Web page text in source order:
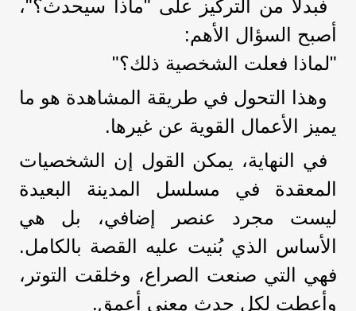
فبدلًا من التركيز على "ماذا سيحدث؟"،
أصبح السؤال الأهم:
"لماذا فعلت الشخصية ذلك؟"
وهذا التحول في طريقة المشاهدة هو ما
يميز الأعمال القوية عن غيرها.
في النهاية، يمكن القول إن الشخصيات
المعقدة في مسلسل المدينة البعيدة
ليست مجرد عنصر إضافي، بل هي
الأساس الذي بُنيت عليه القصة بالكامل.
فهي التي صنعت الصراع، وخلقت التوتر،
وأعطت لكل حدث معنى أعمق.